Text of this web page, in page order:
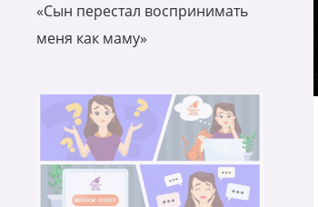
«Сын перестал воспринимать
меня как маму»